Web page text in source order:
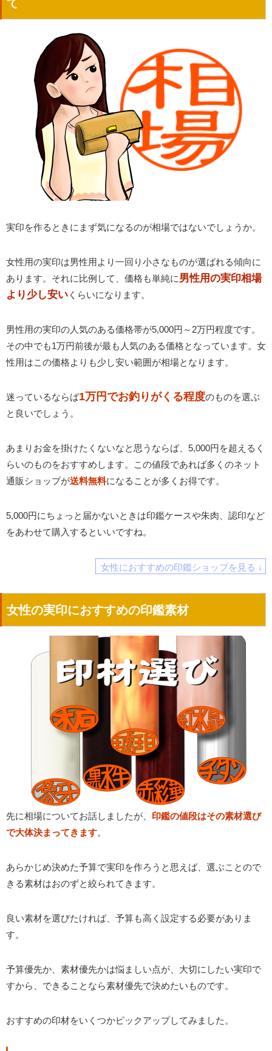
て
実印を作るときにまず気になるのが相場ではないでしょうか。
女性用の実印は男性用より一回り小さなものが選ばれる傾向に
あります。それに比例して、価格も単純に男性用の実印相場
より少し安い くらいになります。
男性用の実印の人気のある価格帯が5,000円～2万円程度です。
その中でも1万円前後が最も人気のある価格となっています。女
性用はこの価格よりも少し安い範囲が相場となります。
迷っているならば1万円でお釣りがくる程度のものを選ぶ
と良いでしょう。
あまりお金を掛けたくないなと思うならば、5,000円を超えるく
らいのものをおすすめします。この値段であれば多くのネット
通販ショップが送料無料になることが多くお得です。
5,000円にちょっと届かないときは印鑑ケースや朱肉、認印など
をあわせて購入するといいですね。
女性におすすめの印鑑ショップを見る ↓
女性の実印におすすめの印鑑素材
先に相場についてお話しましたが、 印鑑の値段はその素材選び
で大体決まってきます。
あらかじめ決めた予算で実印を作ろうと思えば、選ぶことので
きる素材はおのずと絞られてきます。
良い素材を選びたければ、予算も高く設定する必要がありま
す。
予算優先か、素材優先かは悩ましい点が、大切にしたい実印で
すから、できることなら素材優先で決めたいものです。
おすすめの印材をいくつかピックアップしてみました。